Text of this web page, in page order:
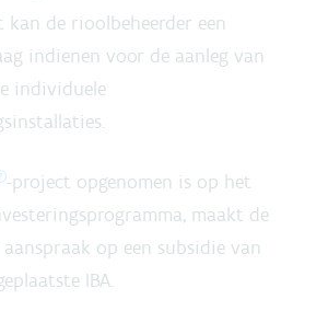
kan de rioolbeheerder een
indienen voor de aanleg van
individuele
-project opgenomen is op het
maakt de
op een subsidie van
IBA.